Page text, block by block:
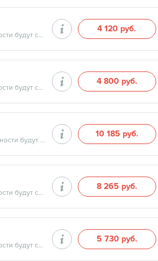
Продолжительность минут, готовность результатов — дата и время готовности будут сообщены врачом в день приёма
4 120 руб.
Продолжительность минут, готовность результатов — дата и время готовности будут сообщены врачом в день приёма
4 800 руб.
Продолжительность минут, готовность результатов — дата и время готовности будут сообщены врачом в день приёма
10 185 руб.
Продолжительность минут, готовность результатов — дата и время готовности будут сообщены врачом в день приёма
8 265 руб.
Продолжительность минут, готовность результатов — дата и время готовности будут сообщены врачом в день приёма
5 730 руб.